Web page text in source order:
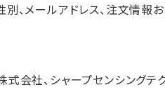
、メールアドレス、注文情報
会社、シャープセンシング